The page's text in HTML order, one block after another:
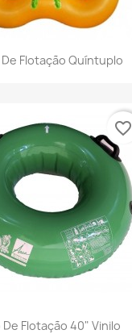
Flotação Quíntuplo
Flotação 40" Vinilo
favorite_border